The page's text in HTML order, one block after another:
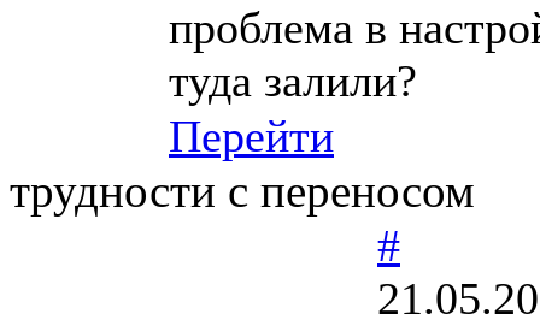
проблема в
туда залили?
Перейти
трудности с переносом
#